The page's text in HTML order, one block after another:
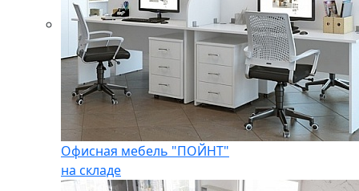
Офисная мебель "ПОЙНТ"
на складе